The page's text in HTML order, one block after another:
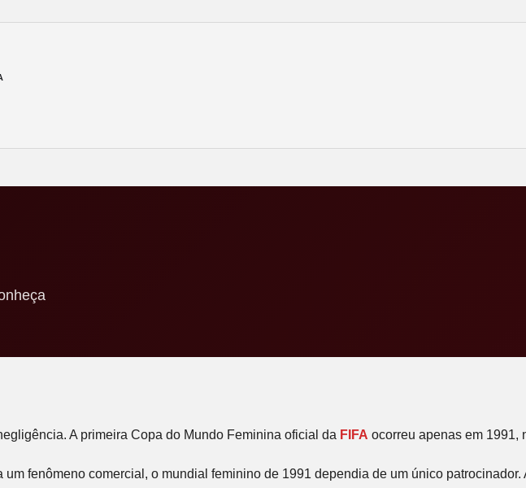
A primeira Copa do Mundo Feminina oficial da FIFA ocorreu apenas em 1991,
fenômeno comercial, o mundial feminino de 1991 dependia de um único